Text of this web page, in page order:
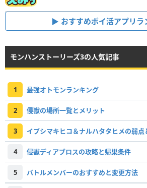
おすすめポイ活アプリラ
モンハンストーリーズ3の人気記事
1 最強オトモンランキング
2 侵獣の場所一覧とメリット
3 イブシマキヒコ＆ナルハタタヒメの弱
4 侵獣ディアブロスの攻略と帰巣条件
5 バトルメンバーのおすすめと変更方法